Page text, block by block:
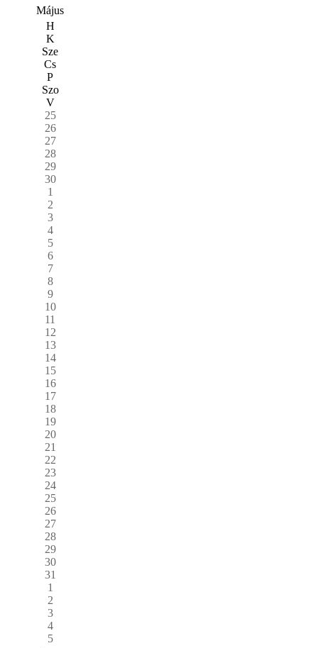
Május
H
K
Sze
Cs
P
Szo
V
25
26
27
28
29
30
1
2
3
4
5
6
7
8
9
10
11
12
13
14
15
16
17
18
19
20
21
22
23
24
25
26
27
28
29
30
31
1
2
3
4
5